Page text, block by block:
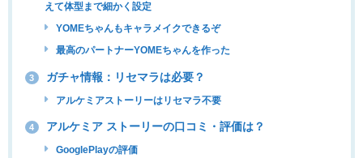
えて体型まで細かく設定
YOMEちゃんもキャラメイクできるぞ
最高のパートナーYOMEちゃんを作った
3 ガチャ情報：リセマラは必要？
アルケミアストーリーはリセマラ不要
4 アルケミア ストーリーの口コミ・評価は？
GooglePlayの評価